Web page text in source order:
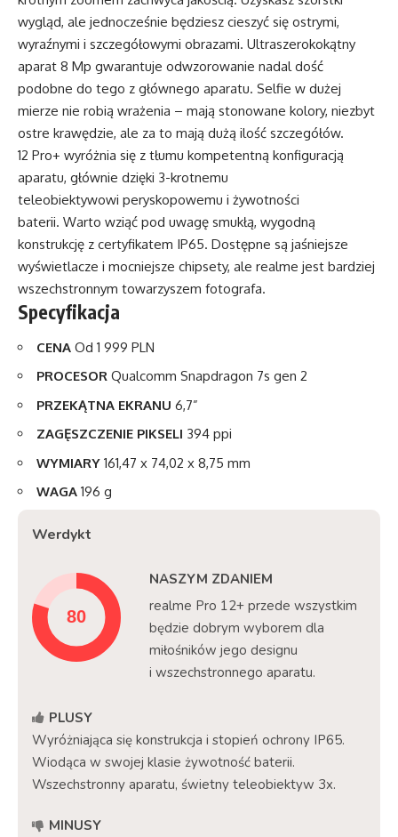
wygląd, ale jednocześnie będziesz cieszyć się ostrymi,
wyraźnymi i szczegółowymi obrazami. Ultraszerokokątny
aparat 8 Mp gwarantuje odwzorowanie nadal dość
podobne do tego z głównego aparatu. Selfie w dużej
mierze nie robią wrażenia – mają stonowane kolory, niezbyt
ostre krawędzie, ale za to mają dużą ilość szczegółów.
12 Pro+ wyróżnia się z tłumu kompetentną konfiguracją
aparatu, głównie dzięki 3-krotnemu
teleobiektywowi peryskopowemu i żywotności
baterii. Warto wziąć pod uwagę smukłą, wygodną
konstrukcję z certyfikatem IP65. Dostępne są jaśniejsze
wyświetlacze i mocniejsze chipsety, ale realme jest bardziej
wszechstronnym towarzyszem fotografa.
Specyfikacja
CENA Od 1 999 PLN
PROCESOR Qualcomm Snapdragon 7s gen 2
PRZEKĄTNA EKRANU 6,7”
ZAGĘSZCZENIE PIKSELI 394 ppi
WYMIARY 161,47 x 74,02 x 8,75 mm
WAGA 196 g
Werdykt
NASZYM ZDANIEM
realme Pro 12+ przede wszystkim
będzie dobrym wyborem dla
miłośników jego designu
i wszechstronnego aparatu.
PLUSY
Wyróżniająca się konstrukcja i stopień ochrony IP65.
Wiodąca w swojej klasie żywotność baterii.
Wszechstronny aparatu, świetny teleobiektyw 3x.
MINUSY